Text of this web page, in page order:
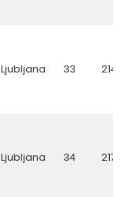
Ljubljana 33 21427
Ljubljana 34 21747